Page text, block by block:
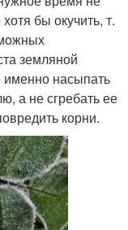
бы окучить, т.
земляной
насыпать
а не сгребать ее
корни.